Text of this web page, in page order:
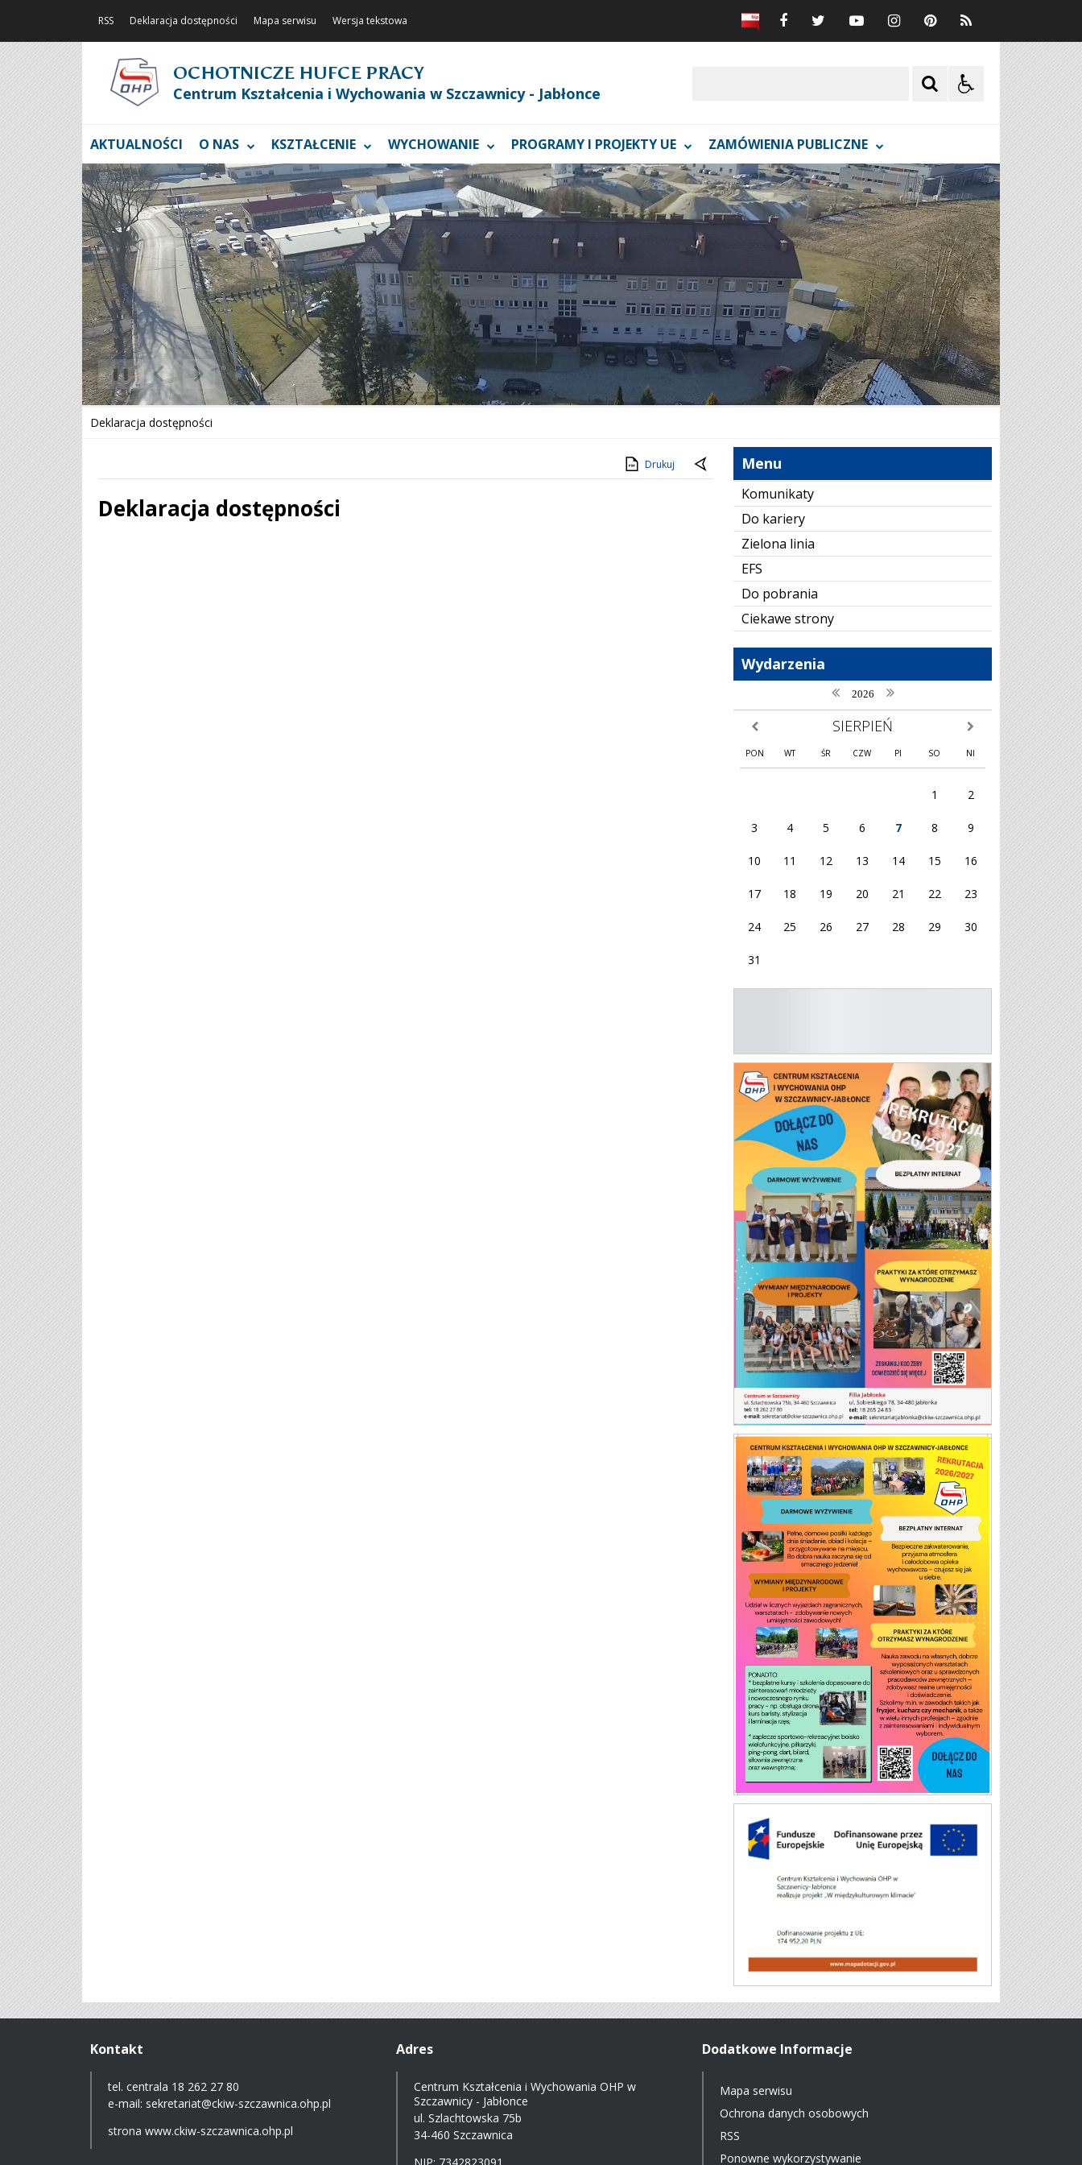
RSS Deklaracja dostępności Mapa serwisu Wersja tekstowa
OCHOTNICZE HUFCE PRACY
Centrum Kształcenia i Wychowania w Szczawnicy - Jabłonce
AKTUALNOŚCI O NAS KSZTAŁCENIE WYCHOWANIE PROGRAMY I PROJEKTY UE ZAMÓWIENIA PUBLICZNE
Poprzedni Element
Następny Element
❚❚
Deklaracja dostępności
Menu
Komunikaty
Do kariery
Zielona linia
EFS
Do pobrania
Ciekawe strony
Wydarzenia
poprzedni rok
2026 następny rok
poprzedni miesiąc SIERPIEŃ następny miesiąc
PON WT ŚR CZW PI SO NI
1 2
3 4 5 6 7 8 9
10 11 12 13 14 15 16
17 18 19 20 21 22 23
24 25 26 27 28 29 30
31
Plakat 26/27
Plakat 26/27 2 strona
Drukuj
Deklaracja dostępności
Kontakt
tel. centrala 18 262 27 80
e-mail: sekretariat@ckiw-szczawnica.ohp.pl
strona www.ckiw-szczawnica.ohp.pl
Adres
Centrum Kształcenia i Wychowania OHP w
Szczawnicy - Jabłonce
ul. Szlachtowska 75b
34-460 Szczawnica
Dodatkowe Informacje
Mapa serwisu
Ochrona danych osobowych
RSS
Ponowne wykorzystywanie